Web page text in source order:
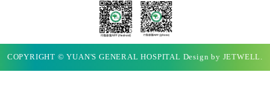
COPYRIGHT © YUAN'S GENERAL HOSPITAL Design by JETWELL.